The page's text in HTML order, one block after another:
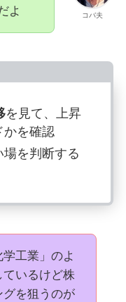
コバ夫
よ
を見て、上昇
かを確認
場を判断する
工業」のよ
ているけど株
を狙うのが